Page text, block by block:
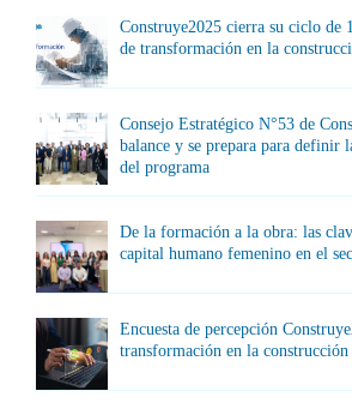
Construye2025 cierra su ciclo de
de transformación en la
Consejo Estratégico N°53 de
balance y se prepara para definir
del programa
De la formación a la obra: las
capital humano femenino en el
Encuesta de percepción
transformación en la